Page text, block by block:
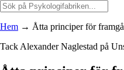
Hem → Åtta principer för
Tack Alexander Naglestad på